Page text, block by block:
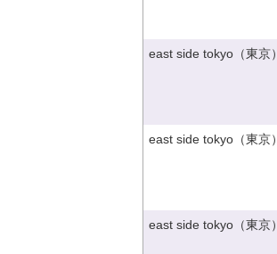
east side tokyo（東京）
east side tokyo（東京）
east side tokyo（東京）